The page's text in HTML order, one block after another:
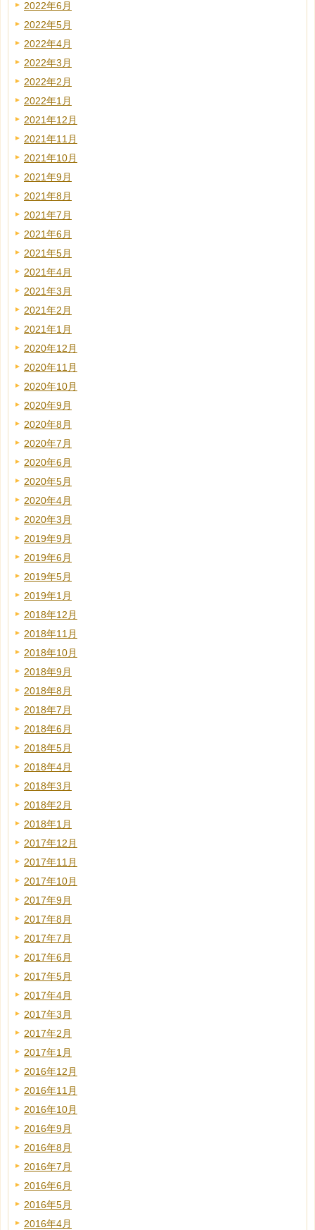
2022年6月
2022年5月
2022年4月
2022年3月
2022年2月
2022年1月
2021年12月
2021年11月
2021年10月
2021年9月
2021年8月
2021年7月
2021年6月
2021年5月
2021年4月
2021年3月
2021年2月
2021年1月
2020年12月
2020年11月
2020年10月
2020年9月
2020年8月
2020年7月
2020年6月
2020年5月
2020年4月
2020年3月
2019年9月
2019年6月
2019年5月
2019年1月
2018年12月
2018年11月
2018年10月
2018年9月
2018年8月
2018年7月
2018年6月
2018年5月
2018年4月
2018年3月
2018年2月
2018年1月
2017年12月
2017年11月
2017年10月
2017年9月
2017年8月
2017年7月
2017年6月
2017年5月
2017年4月
2017年3月
2017年2月
2017年1月
2016年12月
2016年11月
2016年10月
2016年9月
2016年8月
2016年7月
2016年6月
2016年5月
2016年4月